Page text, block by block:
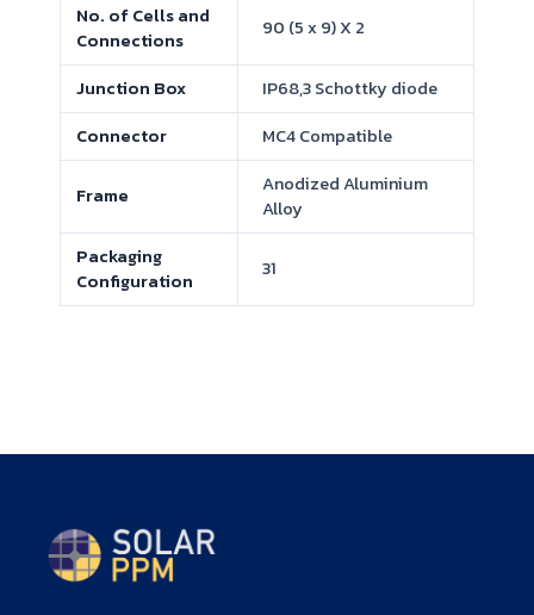
No. of Cells and
Connections
90 (5 x 9) X 2
Junction Box
IP68,3 Schottky diode
Connector
MC4 Compatible
Frame
Anodized Aluminium
Alloy
Packaging
Configuration
31